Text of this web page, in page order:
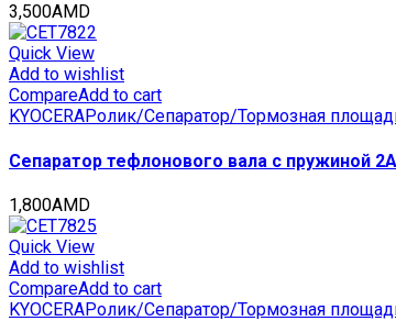
3,500AMD
Quick View
Add to wishlist
CompareAdd to cart
KYOCERAРолик/Сепаратор/Тормозная
Сепаратор тефлонового вала с пружиной
1,800AMD
Quick View
Add to wishlist
CompareAdd to cart
KYOCERAРолик/Сепаратор/Тормозная